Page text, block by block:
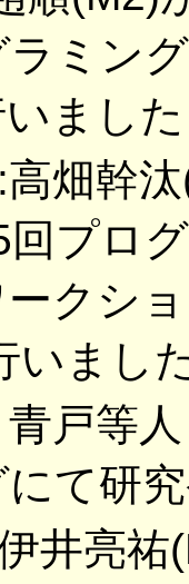
ラミン
まし
畑幹
回プロ
クシ
いまし
戸等
て研
井亮祐